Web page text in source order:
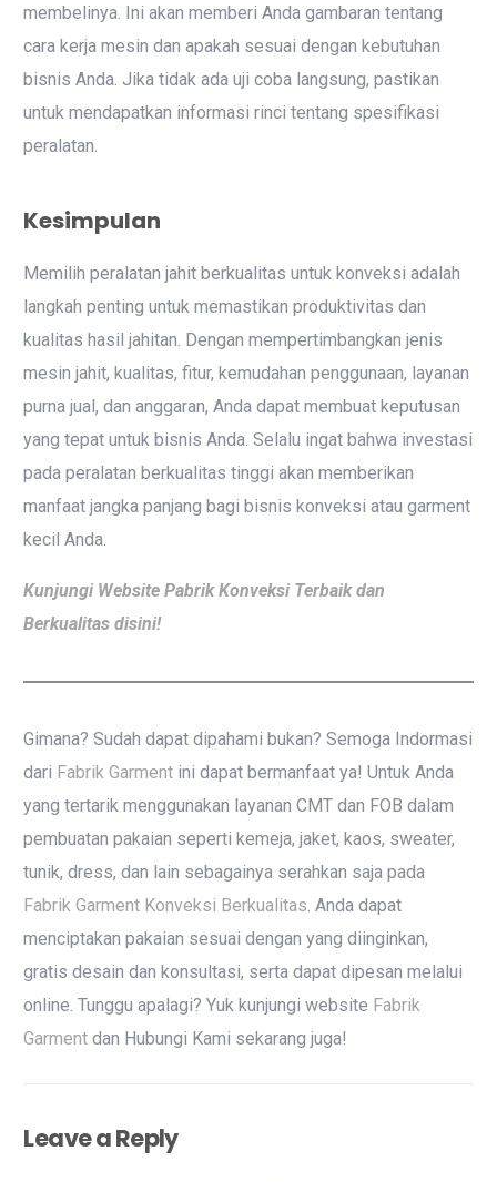
membelinya. Ini akan memberi Anda gambaran tentang
cara kerja mesin dan apakah sesuai dengan kebutuhan
bisnis Anda. Jika tidak ada uji coba langsung, pastikan
untuk mendapatkan informasi rinci tentang spesifikasi
peralatan.
Kesimpulan
Memilih peralatan jahit berkualitas untuk konveksi adalah
langkah penting untuk memastikan produktivitas dan
kualitas hasil jahitan. Dengan mempertimbangkan jenis
mesin jahit, kualitas, fitur, kemudahan penggunaan, layanan
purna jual, dan anggaran, Anda dapat membuat keputusan
yang tepat untuk bisnis Anda. Selalu ingat bahwa investasi
pada peralatan berkualitas tinggi akan memberikan
manfaat jangka panjang bagi bisnis konveksi atau garment
kecil Anda.
Kunjungi Website Pabrik Konveksi Terbaik dan
Berkualitas disini!
Gimana? Sudah dapat dipahami bukan? Semoga Indormasi
dari Fabrik Garment ini dapat bermanfaat ya! Untuk Anda
yang tertarik menggunakan layanan CMT dan FOB dalam
pembuatan pakaian seperti kemeja, jaket, kaos, sweater,
tunik, dress, dan lain sebagainya serahkan saja pada
Fabrik Garment Konveksi Berkualitas . Anda dapat
menciptakan pakaian sesuai dengan yang diinginkan,
gratis desain dan konsultasi, serta dapat dipesan melalui
online. Tunggu apalagi? Yuk kunjungi website Fabrik
Garment dan Hubungi Kami sekarang juga!
Leave a Reply